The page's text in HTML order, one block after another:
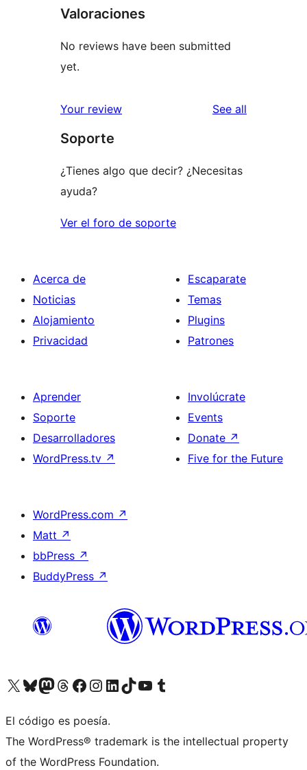
Valoraciones
No reviews have been submitted
yet.
Your review See all
Soporte
¿Tienes algo que decir? ¿Necesitas
ayuda?
Ver el foro de soporte
Acerca de
Noticias
Alojamiento
Privacidad
Escaparate
Temas
Plugins
Patrones
Aprender
Soporte
Desarrolladores
WordPress.tv ↗
Involúcrate
Events
Donate ↗
Five for the Future
WordPress.com ↗
Matt ↗
bbPress ↗
BuddyPress ↗
Visit our X (formerly Twitter) account
Visit our Bluesky account
Visit our Mastodon account
Visit our Threads account
Visita nuestra página de Facebook
Visita nuestra cuenta de Instagram
Visita nuestra cuenta de LinkedIn
Visit our TikTok account
Visita nuestro canal de YouTube
Visit our Tumblr account
El código es poesía.
The WordPress® trademark is the intellectual property
of the WordPress Foundation.